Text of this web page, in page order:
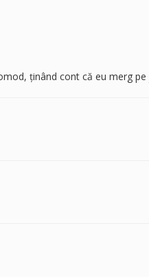
ținând cont că eu merg